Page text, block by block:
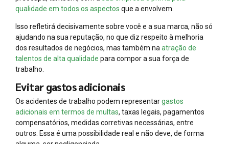
qualidade em todos os aspectos que a envolvem.
Isso refletirá decisivamente sobre você e a sua marca, não só
ajudando na sua reputação, no que diz respeito à melhoria
dos resultados de negócios, mas também na atração de
talentos de alta qualidade para compor a sua força de
trabalho.
Evitar gastos adicionais
Os acidentes de trabalho podem representargastos
adicionais em termos de multas, taxas legais, pagamentos
compensatórios, medidas corretivas necessárias, entre
outros. Essa é uma possibilidade real e não deve, de forma